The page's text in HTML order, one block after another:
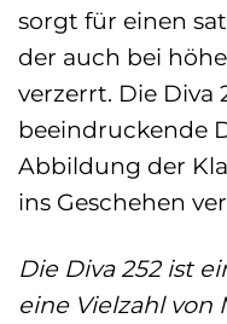
sorgt für einen
der auch bei
verzerrt. Die Diva
beeindruckende
Abbildung der
ins Geschehen
Die Diva 252 ist
eine Vielzahl von